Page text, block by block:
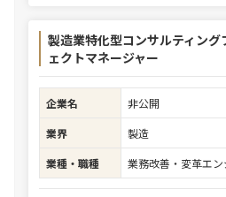
製造業特化型コンサルティン
ェクトマネージャー
企業名
非公開
業界
製造
業種・職種
業務改善・変革エン